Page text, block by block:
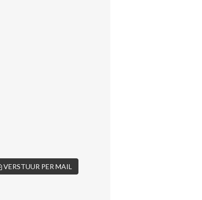
VERSTUUR PER MAIL